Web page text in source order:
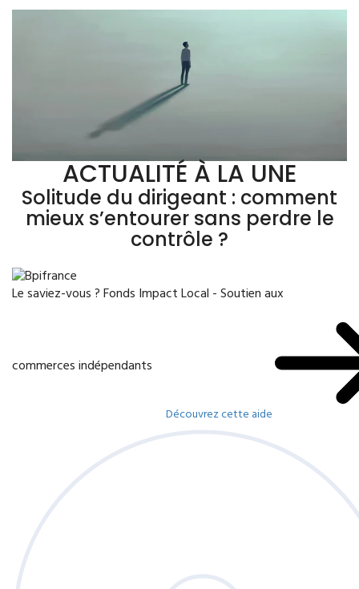
ACTUALITÉ À LA UNE
Solitude du dirigeant : comment
mieux s’entourer sans perdre le
contrôle ?
Le saviez-vous ?Fonds Impact Local - Soutien aux
commerces indépendants
Découvrez cette aide